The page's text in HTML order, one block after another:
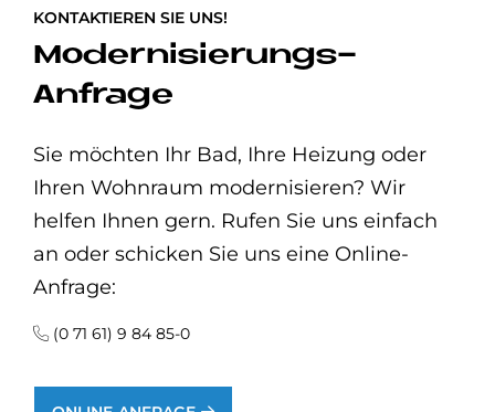
KONTAKTIEREN SIE UNS!
Modernisierungs-
Anfrage
Sie möchten Ihr Bad, Ihre Heizung oder
Ihren Wohnraum modernisieren? Wir
helfen Ihnen gern. Rufen Sie uns einfach
an oder schicken Sie uns eine Online-
Anfrage:
(0 71 61) 9 84 85-0